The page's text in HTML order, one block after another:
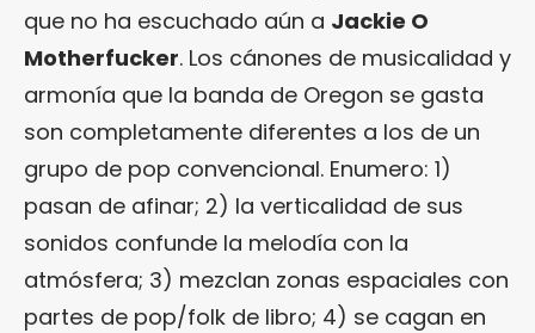
que no ha escuchado aún a Jackie O
Motherfucker. Los cánones de musicalidad y
armonía que la banda de Oregon se gasta
son completamente diferentes a los de un
grupo de pop convencional. Enumero: 1)
pasan de afinar; 2) la verticalidad de sus
sonidos confunde la melodía con la
atmósfera; 3) mezclan zonas espaciales con
partes de pop/folk de libro; 4) se cagan en